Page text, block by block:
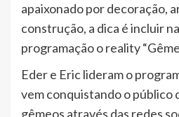
apaixonado por decoração,
construção, a dica é incluir
programação o reality
Eder e Eric lideram o
vem conquistando o público
gêmeos através das redes